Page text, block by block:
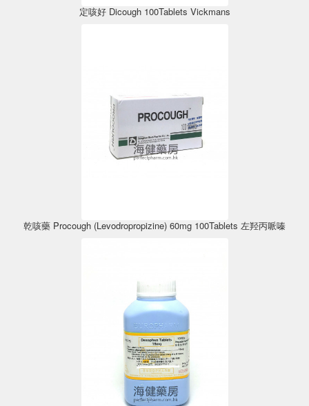
定咳好 Dicough 100Tablets Vickmans
乾咳藥 Procough (Levodropropizine) 60mg 100Tablets 左羟丙哌嗪